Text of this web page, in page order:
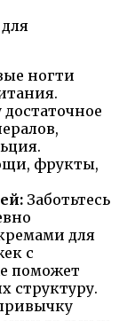
ногти
фрукты,
Заботьтесь
для
с
поможет
структуру.